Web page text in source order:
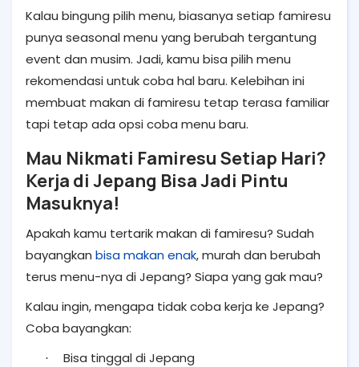
Kalau bingung pilih menu, biasanya setiap famiresu
punya seasonal menu yang berubah tergantung
event dan musim. Jadi, kamu bisa pilih menu
rekomendasi untuk coba hal baru. Kelebihan ini
membuat makan di famiresu tetap terasa familiar
tapi tetap ada opsi coba menu baru.
Mau Nikmati Famiresu Setiap Hari?
Kerja di Jepang Bisa Jadi Pintu
Masuknya!
Apakah kamu tertarik makan di famiresu? Sudah
bayangkan bisa makan enak, murah dan berubah
terus menu-nya di Jepang? Siapa yang gak mau?
Kalau ingin, mengapa tidak coba kerja ke Jepang?
Coba bayangkan:
· Bisa tinggal di Jepang